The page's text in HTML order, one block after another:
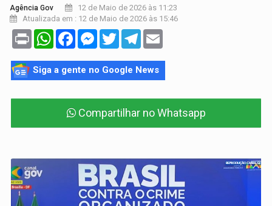
Agência Gov
12 de Maio de 2026 às 11:23
Atualizada em : 12 de Maio de 2026 às 15:46
Print WhatsAppFacebookMessenger
TwitterTelegram
Siga a gente no Google News
Compartilhar no Whatsapp